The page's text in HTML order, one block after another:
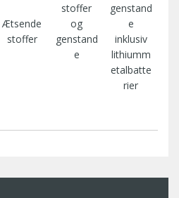
Ætsende
stoffer
stoffer
og
genstand
e
genstand
e
inklusiv
lithiumm
etalbatte
rier